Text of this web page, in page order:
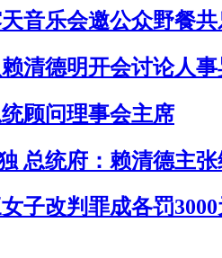
音乐会邀公众野餐共
清德明开会讨论人事
顾问理事会主席
总统府：赖清德主
子改判罪成各罚